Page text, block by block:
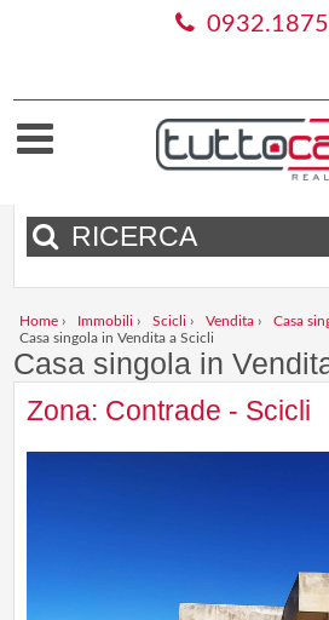
RICERCA
Home › Immobili › Scicli › Vendita › Casa
Casa singola in Vendita a Scicli
Casa singola in
Zona: Contrade - Scicli